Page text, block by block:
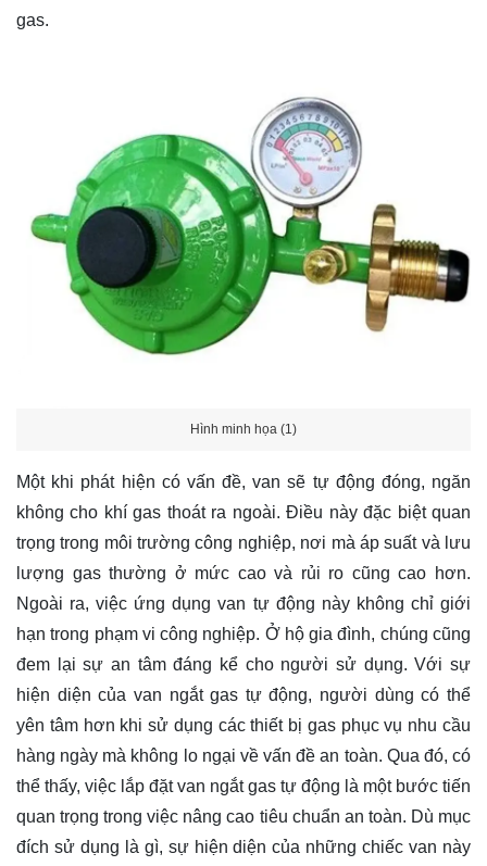
gas.
Hình minh họa (1)
Một khi phát hiện có vấn đề, van sẽ tự động đóng, ngăn
không cho khí gas thoát ra ngoài. Điều này đặc biệt quan
trọng trong môi trường công nghiệp, nơi mà áp suất và lưu
lượng gas thường ở mức cao và rủi ro cũng cao hơn.
Ngoài ra, việc ứng dụng van tự động này không chỉ giới
hạn trong phạm vi công nghiệp. Ở hộ gia đình, chúng cũng
đem lại sự an tâm đáng kể cho người sử dụng. Với sự
hiện diện của van ngắt gas tự động, người dùng có thể
yên tâm hơn khi sử dụng các thiết bị gas phục vụ nhu cầu
hàng ngày mà không lo ngại về vấn đề an toàn. Qua đó, có
thể thấy, việc lắp đặt van ngắt gas tự động là một bước tiến
quan trọng trong việc nâng cao tiêu chuẩn an toàn. Dù mục
đích sử dụng là gì, sự hiện diện của những chiếc van này